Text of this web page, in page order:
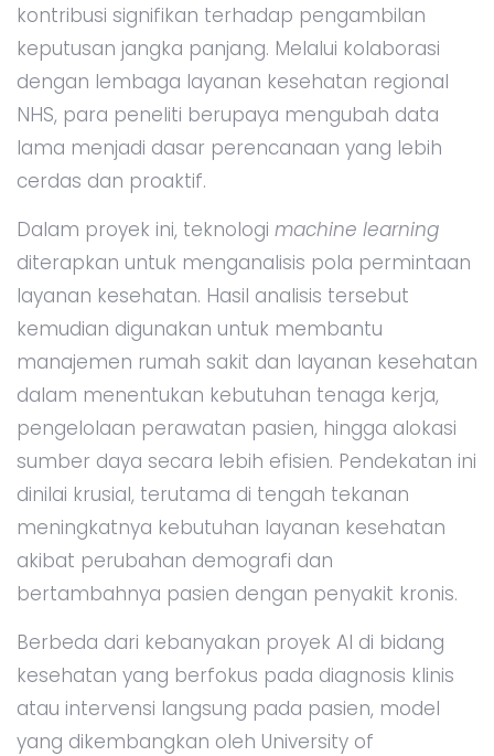
kontribusi signifikan terhadap pengambilan
keputusan jangka panjang. Melalui kolaborasi
dengan lembaga layanan kesehatan regional
NHS, para peneliti berupaya mengubah data
lama menjadi dasar perencanaan yang lebih
cerdas dan proaktif.
Dalam proyek ini, teknologi machine learning
diterapkan untuk menganalisis pola permintaan
layanan kesehatan. Hasil analisis tersebut
kemudian digunakan untuk membantu
manajemen rumah sakit dan layanan kesehatan
dalam menentukan kebutuhan tenaga kerja,
pengelolaan perawatan pasien, hingga alokasi
sumber daya secara lebih efisien. Pendekatan ini
dinilai krusial, terutama di tengah tekanan
meningkatnya kebutuhan layanan kesehatan
akibat perubahan demografi dan
bertambahnya pasien dengan penyakit kronis.
Berbeda dari kebanyakan proyek AI di bidang
kesehatan yang berfokus pada diagnosis klinis
atau intervensi langsung pada pasien, model
yang dikembangkan oleh University of